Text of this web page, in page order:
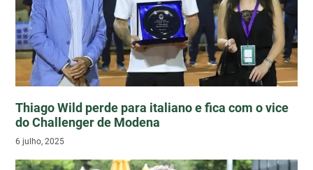
Thiago Wild perde para italiano e fica com o vice
do Challenger de Modena
6 julho, 2025